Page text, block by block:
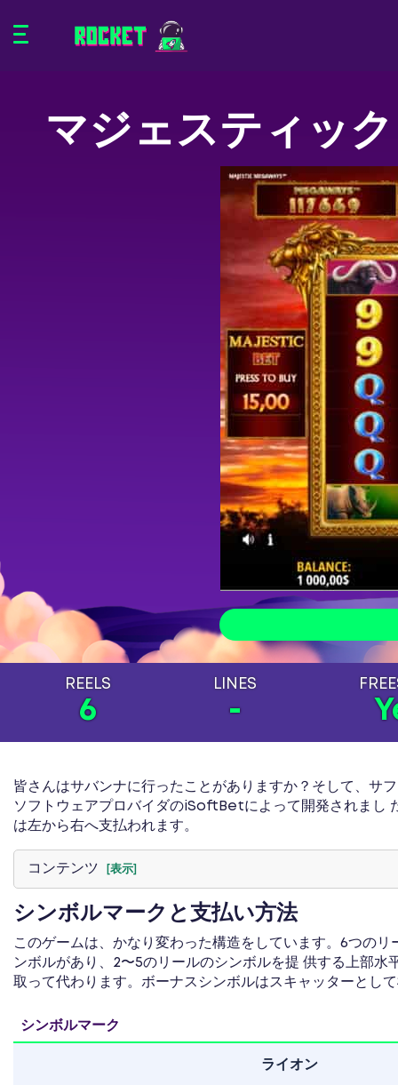
マジェスティッ
REELS
6
LINES
-
皆さんはサバンナに行ったことがありますか？そして、
ソフトウェアプロバイダのiSoftBetによって開発されまし
は左から右へ支払われます。
コンテンツ [表示]
シンボルマークと支払い方法
このゲームは、かなり変わった構造をしています。6つの
ンボルがあり、2〜5のリールのシンボルを提 供する上部
取って代わります。ボーナスシンボルはスキャッターとし
シンボルマーク
ライオン